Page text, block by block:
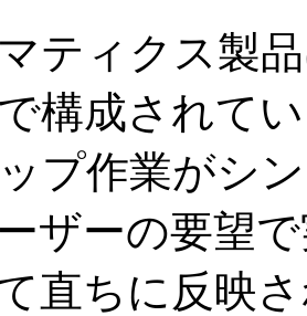
ティクス製
構成されて
プ作業がシ
ザーの要望
直ちに反映